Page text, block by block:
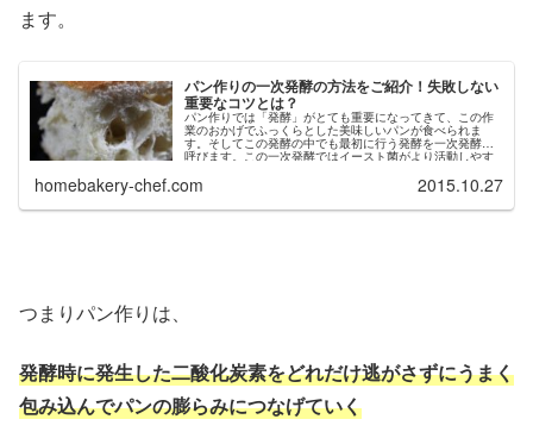
ます。
パン作りの一次発酵の方法をご紹介！失敗しない
重要なコツとは？
パン作りでは「発酵」がとても重要になってきて、この作
業のおかげでふっくらとした美味しいパンが食べられま
す。そしてこの発酵の中でも最初に行う発酵を一次発酵と
呼びます。この一次発酵ではイースト菌がより活動しやす
homebakery-chef.com 2015.10.27
つまりパン作りは、
発酵時に発生した二酸化炭素をどれだけ逃がさずにうまく
包み込んでパンの膨らみにつなげていく